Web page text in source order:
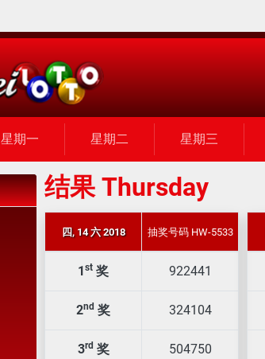
星期一 星期二 星期三
结果 Thursday
四, 14 六 2018 抽奖号码 HW-5533
1 st 奖 922441
2nd 奖 324104
3rd 奖 504750